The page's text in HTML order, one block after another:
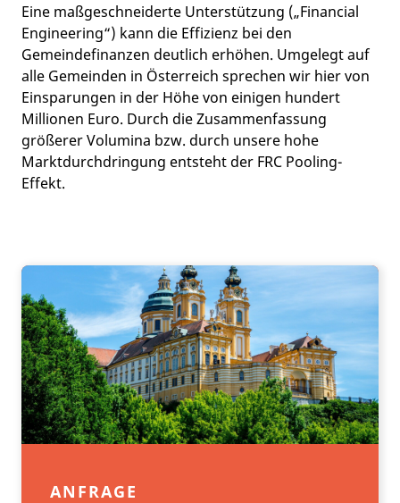
Eine maßgeschneiderte Unterstützung („Financial
Engineering“) kann die Effizienz bei den
Gemeindefinanzen deutlich erhöhen. Umgelegt auf
alle Gemeinden in Österreich sprechen wir hier von
Einsparungen in der Höhe von einigen hundert
Millionen Euro. Durch die Zusammenfassung
größerer Volumina bzw. durch unsere hohe
Marktdurchdringung entsteht der FRC Pooling-
Effekt.
ANFRAGE